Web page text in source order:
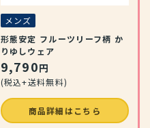
メンズ
形態安定 フルーツリーフ柄 か
りゆしウェア
9,790円
(税込+送料無料)
商品詳細はこちら